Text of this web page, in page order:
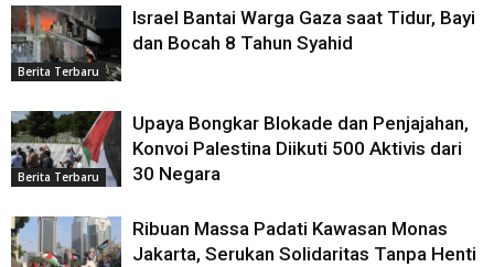
Berita Terbaru
Israel Bantai Warga Gaza saat Tidur, Bayi
dan Bocah 8 Tahun Syahid
Berita Terbaru
Upaya Bongkar Blokade dan Penjajahan,
Konvoi Palestina Diikuti 500 Aktivis dari
30 Negara
Ribuan Massa Padati Kawasan Monas
Jakarta, Serukan Solidaritas Tanpa Henti